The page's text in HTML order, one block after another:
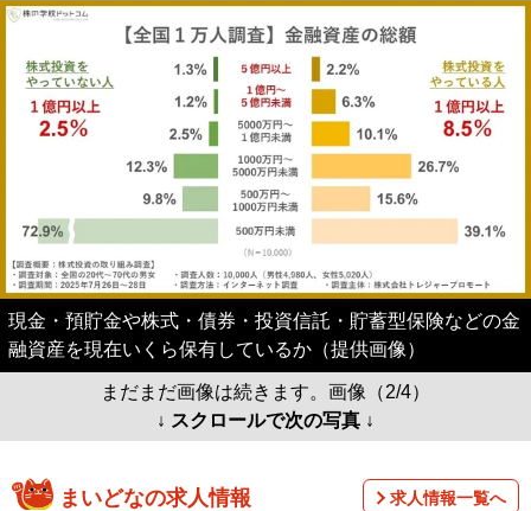
現金・預貯金や株式・債券・投資信託・貯蓄型保険などの金
融資産を現在いくら保有しているか（提供画像）
まだまだ画像は続きます。画像（2/4）
↓ スクロールで次の写真 ↓
まいどなの求人情報 求人情報一覧へ